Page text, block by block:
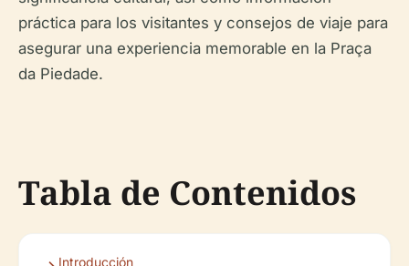
práctica para los visitantes y consejos de viaje para
asegurar una experiencia memorable en la Praça
da Piedade.
Tabla de Contenidos
Introducción